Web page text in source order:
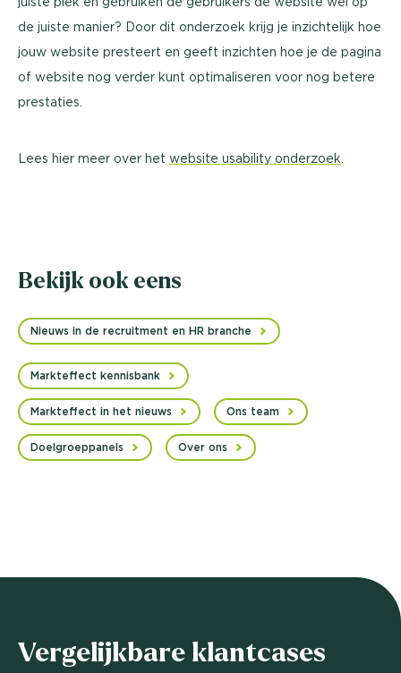
de juiste manier? Door dit onderzoek krijg je inzichtelijk hoe
jouw website presteert en geeft inzichten hoe je de pagina
of website nog verder kunt optimaliseren voor nog betere
prestaties.
Lees hier meer over het website usability onderzoek
Bekijk ook eens
Nieuws in de recruitment en HR branche
Markteffect kennisbank
Markteffect in het nieuws Ons team
Doelgroeppanels Over ons
Vergelijkbare klantcases